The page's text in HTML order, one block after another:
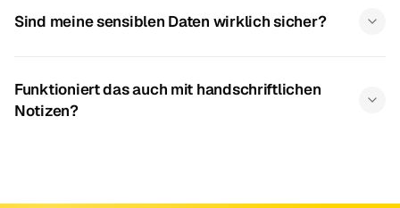
Sind meine sensiblen Daten wirklich sicher?
Funktioniert das auch mit handschriftlichen
Notizen?